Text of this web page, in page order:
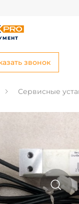
звонок
Сервисные